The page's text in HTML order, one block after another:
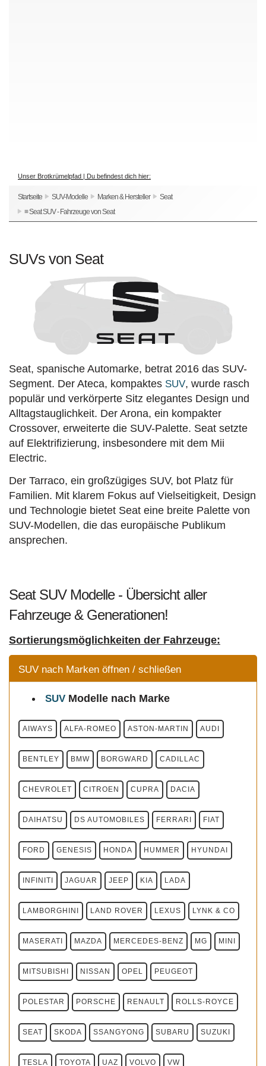
Unser Brotkrümelpfad | Du befindest dich hier:
Startseite SUV-Modelle Marken & Hersteller
Seat
≡ Seat SUV - Fahrzeuge von Seat
SUVs von Seat
Seat, spanische Automarke, betrat 2016 das SUV-
Segment. Der Ateca, kompaktes SUV, wurde rasch
populär und verkörperte Sitz elegantes Design und
Alltagstauglichkeit. Der Arona, ein kompakter
Crossover, erweiterte die SUV-Palette. Seat setzte
auf Elektrifizierung, insbesondere mit dem Mii
Electric.
Der Tarraco, ein großzügiges SUV, bot Platz für
Familien. Mit klarem Fokus auf Vielseitigkeit, Design
und Technologie bietet Seat eine breite Palette von
SUV-Modellen, die das europäische Publikum
ansprechen.
Seat SUV Modelle - Übersicht aller
Fahrzeuge & Generationen!
Sortierungsmöglichkeiten der Fahrzeuge:
SUV nach Marken öffnen / schließen
SUV Modelle nach Marke
AIWAYS ALFA-ROMEO ASTON-MARTIN AUDI
BENTLEY BMW BORGWARD CADILLAC
CHEVROLET CITROEN CUPRA DACIA
DAIHATSU DS AUTOMOBILES FERRARI FIAT
FORD GENESIS HONDA HUMMER HYUNDAI
INFINITI JAGUAR JEEP KIA LADA
LAMBORGHINI LAND ROVER LEXUS LYNK & CO
MASERATI MAZDA MERCEDES-BENZ MG MINI
MITSUBISHI NISSAN OPEL PEUGEOT
POLESTAR PORSCHE RENAULT ROLLS-ROYCE
SEAT SKODA SSANGYONG SUBARU SUZUKI
TESLA TOYOTA UAZ VOLVO VW